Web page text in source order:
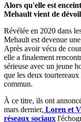
Alors qu'elle est
Mehault vient de
Révélée en 2020 dans
Mehault est devenue
Après avoir vécu de
elle a finalement
sérieuse avec un jeune
que les deux
commun.
À ce titre, ils ont
mars dernier, Loren et
réseaux sociaux